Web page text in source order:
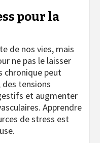
pour la
de nos vies, mais
ne pas le laisser
chronique peut
tensions
et augmenter
Apprendre
de stress est